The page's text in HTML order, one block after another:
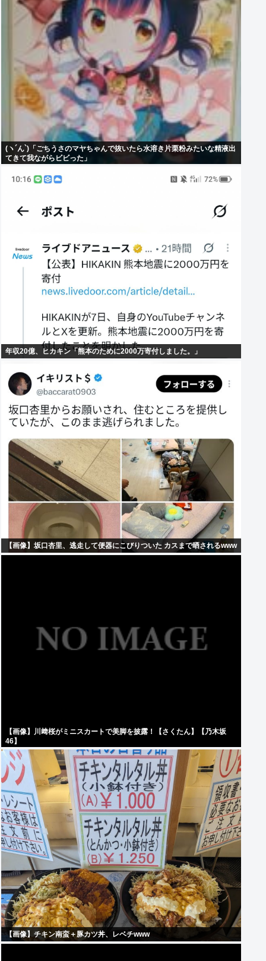
(ヽ´ん`)「ごちうさのマヤちゃんで抜いたら水溶き片栗粉みたいな精液出
てきて我ながらビビった」
年収20億、ヒカキン「熊本のために2000万寄付しました。」
【画像】坂口杏里、逃走して便器にこびりついた カスまで晒されるwww
【画像】川﨑桜がミニスカートで美脚を披露！【さくたん】【乃木坂
46】
【画像】チキン南蛮＋豚カツ丼、レベチwww